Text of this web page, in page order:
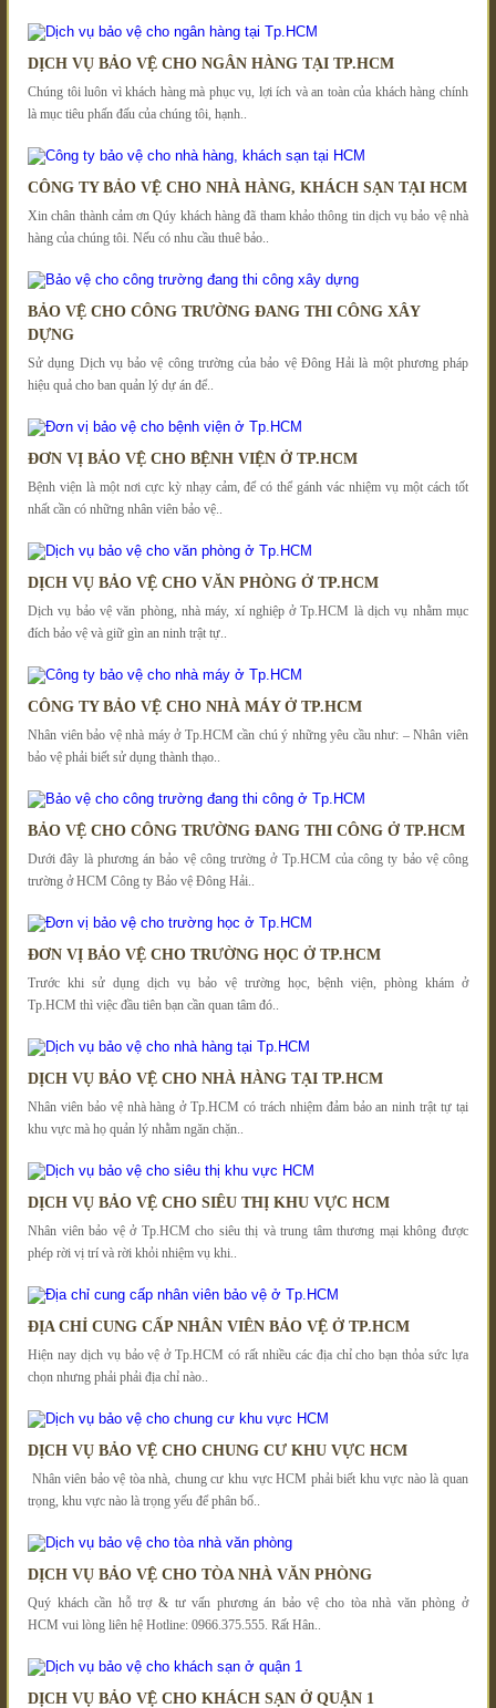
DỊCH VỤ BẢO VỆ CHO NGÂN HÀNG TẠI TP.HCM
Chúng tôi luôn vì khách hàng mà phục vụ, lợi ích và an toàn của khách hàng chính
là mục tiêu phấn đấu của chúng tôi, hạnh..
CÔNG TY BẢO VỆ CHO NHÀ HÀNG, KHÁCH SẠN TẠI HCM
Xin chân thành cảm ơn Qúy khách hàng đã tham khảo thông tin dịch vụ bảo vệ nhà
hàng của chúng tôi. Nếu có nhu cầu thuê bảo..
BẢO VỆ CHO CÔNG TRƯỜNG ĐANG THI CÔNG XÂY
DỰNG
Sử dụng Dịch vụ bảo vệ công trường của bảo vệ Đông Hải là một phương pháp
hiệu quả cho ban quản lý dự án để..
ĐƠN VỊ BẢO VỆ CHO BỆNH VIỆN Ở TP.HCM
Bệnh viện là một nơi cực kỳ nhạy cảm, để có thể gánh vác nhiệm vụ một cách tốt
nhất cần có những nhân viên bảo vệ..
DỊCH VỤ BẢO VỆ CHO VĂN PHÒNG Ở TP.HCM
Dịch vụ bảo vệ văn phòng, nhà máy, xí nghiệp ở Tp.HCM là dịch vụ nhằm mục
đích bảo vệ và giữ gìn an ninh trật tự..
CÔNG TY BẢO VỆ CHO NHÀ MÁY Ở TP.HCM
Nhân viên bảo vệ nhà máy ở Tp.HCM cần chú ý những yêu cầu như: – Nhân viên
bảo vệ phải biết sử dụng thành thạo..
BẢO VỆ CHO CÔNG TRƯỜNG ĐANG THI CÔNG Ở TP.HCM
Dưới đây là phương án bảo vệ công trường ở Tp.HCM của công ty bảo vệ công
trường ở HCM Công ty Bảo vệ Đông Hải..
ĐƠN VỊ BẢO VỆ CHO TRƯỜNG HỌC Ở TP.HCM
Trước khi sử dụng dịch vụ bảo vệ trường học, bệnh viện, phòng khám ở
Tp.HCM thì việc đầu tiên bạn cần quan tâm đó..
DỊCH VỤ BẢO VỆ CHO NHÀ HÀNG TẠI TP.HCM
Nhân viên bảo vệ nhà hàng ở Tp.HCM có trách nhiệm đảm bảo an ninh trật tự tại
khu vực mà họ quản lý nhằm ngăn chặn..
DỊCH VỤ BẢO VỆ CHO SIÊU THỊ KHU VỰC HCM
Nhân viên bảo vệ ở Tp.HCM cho siêu thị và trung tâm thương mại không được
phép rời vị trí và rời khỏi nhiệm vụ khi..
ĐỊA CHỈ CUNG CẤP NHÂN VIÊN BẢO VỆ Ở TP.HCM
Hiện nay dịch vụ bảo vệ ở Tp.HCM có rất nhiều các địa chỉ cho bạn thỏa sức lựa
chọn nhưng phải phải địa chỉ nào..
DỊCH VỤ BẢO VỆ CHO CHUNG CƯ KHU VỰC HCM
Nhân viên bảo vệ tòa nhà, chung cư khu vực HCM phải biết khu vực nào là quan
trọng, khu vực nào là trọng yếu để phân bố..
DỊCH VỤ BẢO VỆ CHO TÒA NHÀ VĂN PHÒNG
Quý khách cần hỗ trợ & tư vấn phương án bảo vệ cho tòa nhà văn phòng ở
HCM vui lòng liên hệ Hotline: 0966.375.555. Rất Hân..
DỊCH VỤ BẢO VỆ CHO KHÁCH SẠN Ở QUẬN 1